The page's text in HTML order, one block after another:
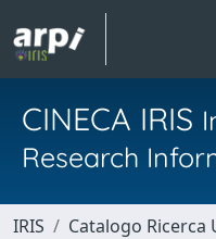
CINECA IRIS
Research
IRIS Catalogo Ricerca